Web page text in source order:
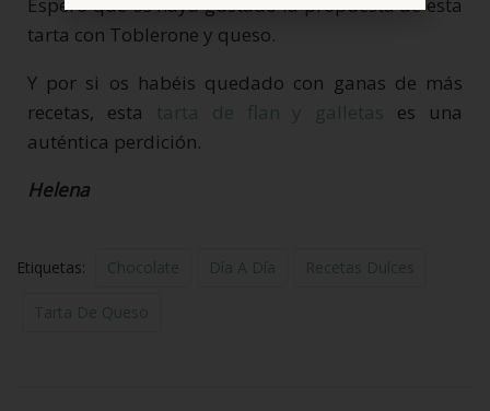
tarta con Toblerone y queso.
Y por si os habéis quedado con ganas de más
recetas, esta tarta de flan y galletas es una
auténtica perdición.
Helena
Etiquetas: Chocolate Día A Día Recetas Dulces
Tarta De Queso